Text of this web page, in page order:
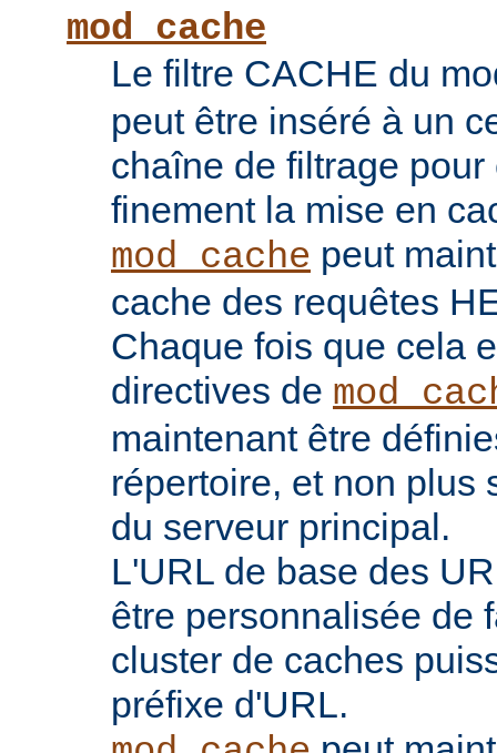
mod_cache
Le filtre CACHE du
peut être inséré à un
chaîne de filtrage
finement la mise en
mod_cache peut
cache des requêtes
Chaque fois que cela
directives de
maintenant être
répertoire, et non plus
du serveur principal.
L'URL de base des
être personnalisée de
cluster de caches
préfixe d'URL.